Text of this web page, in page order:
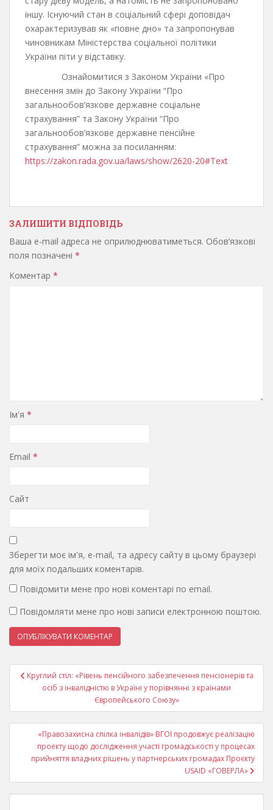
іншу. Існуючий стан в соціальний сфері доповідач
охарактеризував як «повне дно» та запропонував
чиновникам Міністерства соціальної політики
України піти у відставку.
Ознайомитися з Законом України «Про
внесення змін до Закону України “Про
загальнообов’язкове державне соціальне
страхування” та Закону України “Про
загальнообов’язкове державне пенсійне
страхування” можна за посиланням:
https://zakon.rada.gov.ua/laws/show/2620-20#Text
ЗАЛИШИТИ ВІДПОВІДЬ
Ваша e-mail адреса не оприлюднюватиметься. Обов’язкові
поля позначені *
Коментар *
Ім'я *
Email *
Сайт
Зберегти моє ім'я, e-mail, та адресу сайту в цьому браузері
для моїх подальших коментарів.
Повідомити мене про нові коментарі по email.
Повідомляти мене про нові записи електронною поштою.
Навігація
записів
Круглий стіл: «Рівень пенсійного забезпечення пенсіонерів та
осіб з інвалідністю в Україні у порівнянні з країнами
Європейського Союзу»
«Правозахисна спілка інвалідів» ВГОІ продовжує реалізацію
проекту щодо дослідження участі громадськості у процесах
прийняття владних рішень у партнерських громадах Проєкту
USAID «ГОВЕРЛА»